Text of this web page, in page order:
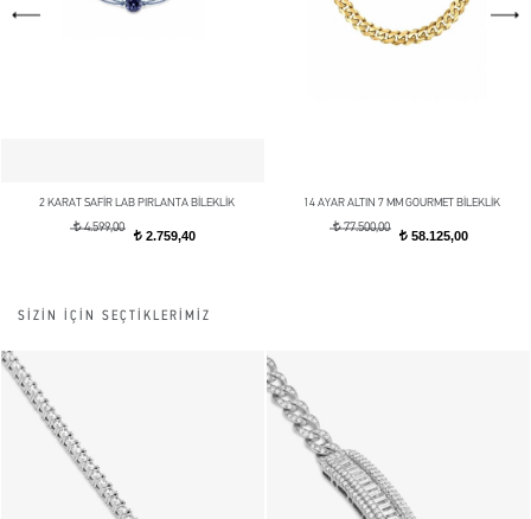
2 KARAT SAFİR LAB PIRLANTA BİLEKLİK
t4.599,00
t 2.759,40
14 AYAR ALTIN 7 MM GOURMET BİLEKLİK
t77.500,00
t58.125,00
SİZİN İÇİN SEÇTİKLERİMİZ